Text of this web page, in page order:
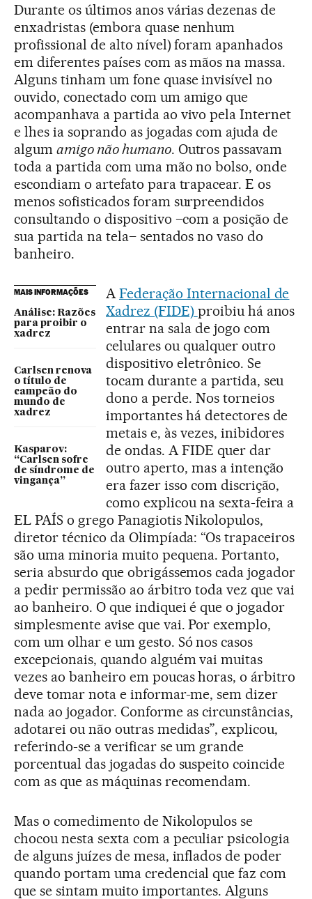
Durante os últimos anos várias dezenas de
enxadristas (embora quase nenhum
profissional de alto nível) foram apanhados
em diferentes países com as mãos na massa.
Alguns tinham um fone quase invisível no
ouvido, conectado com um amigo que
acompanhava a partida ao vivo pela Internet
e lhes ia soprando as jogadas com ajuda de
algum amigo não humano. Outros passavam
toda a partida com uma mão no bolso, onde
escondiam o artefato para trapacear. E os
menos sofisticados foram surpreendidos
consultando o dispositivo –com a posição de
sua partida na tela– sentados no vaso do
banheiro.
MAIS INFORMAÇÕES
Análise: Razões
para proibir o
xadrez
Carlsen renova
o título de
campeão do
mundo de
xadrez
Kasparov:
“Carlsen sofre
de síndrome de
vingança”
AFederação Internacional de
Xadrez (FIDE) proibiu há anos
entrar na sala de jogo com
celulares ou qualquer outro
dispositivo eletrônico. Se
tocam durante a partida, seu
dono a perde. Nos torneios
importantes há detectores de
metais e, às vezes, inibidores
de ondas. A FIDE quer dar
outro aperto, mas a intenção
era fazer isso com discrição,
como explicou na sexta-feira a
EL PAÍS o grego Panagiotis Nikolopulos,
diretor técnico da Olimpíada: “Os trapaceiros
são uma minoria muito pequena. Portanto,
seria absurdo que obrigássemos cada jogador
a pedir permissão ao árbitro toda vez que vai
ao banheiro. O que indiquei é que o jogador
simplesmente avise que vai. Por exemplo,
com um olhar e um gesto. Só nos casos
excepcionais, quando alguém vai muitas
vezes ao banheiro em poucas horas, o árbitro
deve tomar nota e informar-me, sem dizer
nada ao jogador. Conforme as circunstâncias,
adotarei ou não outras medidas”, explicou,
referindo-se a verificar se um grande
porcentual das jogadas do suspeito coincide
com as que as máquinas recomendam.
Mas o comedimento de Nikolopulos se
chocou nesta sexta com a peculiar psicologia
de alguns juízes de mesa, inflados de poder
quando portam uma credencial que faz com
que se sintam muito importantes. Alguns